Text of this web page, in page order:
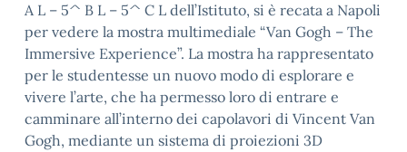
A L – 5^ B L – 5^ C L dell’Istituto, si è recata a Napoli
per vedere la mostra multimediale “Van Gogh – The
Immersive Experience”. La mostra ha rappresentato
per le studentesse un nuovo modo di esplorare e
vivere l’arte, che ha permesso loro di entrare e
camminare all’interno dei capolavori di Vincent Van
Gogh, mediante un sistema di proiezioni 3D